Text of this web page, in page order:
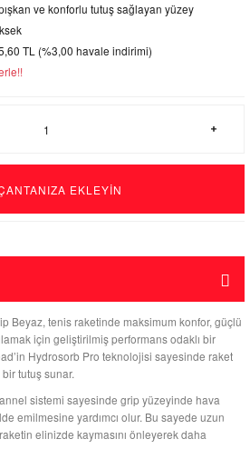
ve konforlu tutuş sağlayan yüzey
TL (%3,00 havale indirimi)
EKLEYİN
Beyaz, tenis raketinde maksimum konfor, güçlü
için geliştirilmiş performans odaklı bir
Hydrosorb Pro teknolojisi sayesinde raket
tutuş sunar.
sistemi sayesinde grip yüzeyinde hava
emilmesine yardımcı olur. Bu sayede uzun
elinizde kaymasını önleyerek daha